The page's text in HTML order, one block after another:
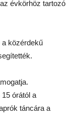
évkörhöz tartozó
a közérdekű
órától a
táncára a